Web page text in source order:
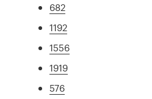
682
1192
1556
1919
576